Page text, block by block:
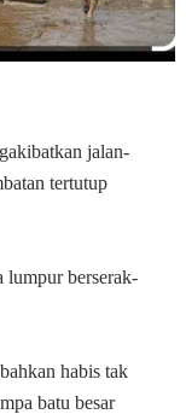
gakibatkan jalan-
tertutup
lumpur berserak-
hkan habis tak
batu besar